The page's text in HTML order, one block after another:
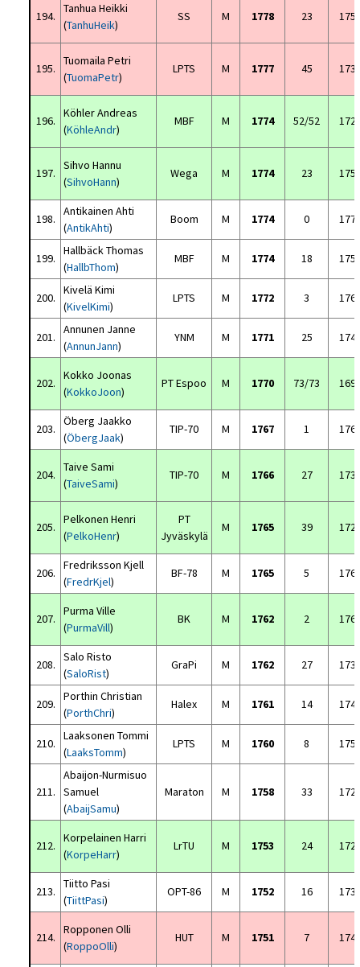
194.
Tanhua Heikki
(TanhuHeik)
SS M 1778 23
195.
Tuomaila Petri
(TuomaPetr)
LPTS M 1777 45
196.
Köhler Andreas
(KöhleAndr)
MBF M 1774 52/52
197.
Sihvo Hannu
(SihvoHann)
Wega M 1774 23
198.
Antikainen Ahti
(AntikAhti)
Boom M 1774 0
199.
Hallbäck Thomas
(HallbThom)
MBF M 1774 18
200.
Kivelä Kimi
(KivelKimi)
LPTS M 1772 3
201.
Annunen Janne
(AnnunJann)
YNM M 1771 25
202.
Kokko Joonas
(KokkoJoon)
PT Espoo M 1770 73/73
203.
Öberg Jaakko
(ÖbergJaak)
TIP-70 M 1767 1
204.
Taive Sami
(TaiveSami)
TIP-70 M 1766 27
205.
Pelkonen Henri
(PelkoHenr)
PT
Jyväskylä
M 1765 39
206.
Fredriksson Kjell
(FredrKjel)
BF-78 M 1765 5
207.
Purma Ville
(PurmaVill)
BK M 1762 2
208.
Salo Risto
(SaloRist)
GraPi M 1762 27
209.
Porthin Christian
(PorthChri)
Halex M 1761 14
210.
Laaksonen Tommi
(LaaksTomm)
LPTS M 1760 8
211.
Abaijon-Nurmisuo
Samuel
(AbaijSamu)
Maraton M 1758 33
212.
Korpelainen Harri
(KorpeHarr)
LrTU M 1753 24
213.
Tiitto Pasi
(TiittPasi)
OPT-86 M 1752 16
214.
Ropponen Olli
(RoppoOlli)
HUT M 1751 7